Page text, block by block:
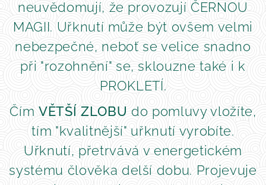
neuvědomují, že provozují ČERNOU
MAGII. Uřknutí může být ovšem velmi
nebezpečné, neboť se velice snadno
při "rozohnění" se, sklouzne také i k
PROKLETÍ.
ČímVĚTŠÍ ZLOBU do pomluvy vložíte,
tím "kvalitnější" uřknutí vyrobíte.
Uřknutí, přetrvává v energetickém
systému člověka delší dobu. Projevuje